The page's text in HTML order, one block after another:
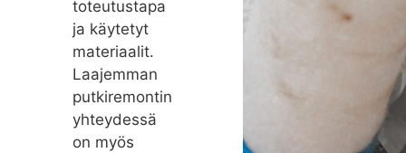
toteutustapa
ja käytetyt
materiaalit.
Laajemman
putkiremontin
yhteydessä
on myös